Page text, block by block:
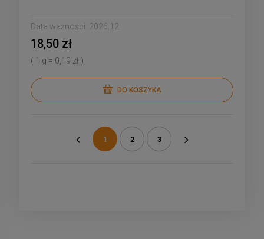
Data ważności: 2026.12
18,50 zł
( 1 g = 0,19 zł )
DO KOSZYKA
1 2 3